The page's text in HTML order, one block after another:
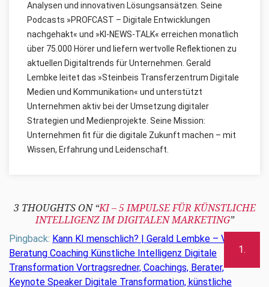
Analysen und innovativen Lösungsansätzen. Seine
Podcasts »PROFCAST – Digitale Entwicklungen
nachgehakt« und »KI-NEWS-TALK« erreichen monatlich
über 75.000 Hörer und liefern wertvolle Reflektionen zu
aktuellen Digitaltrends für Unternehmen. Gerald
Lembke leitet das »Steinbeis Transferzentrum Digitale
Medien und Kommunikation« und unterstützt
Unternehmen aktiv bei der Umsetzung digitaler
Strategien und Medienprojekte. Seine Mission:
Unternehmen fit für die digitale Zukunft machen – mit
Wissen, Erfahrung und Leidenschaft.
3 THOUGHTS ON “KI – 5 IMPULSE FÜR KÜNSTLICHE
INTELLIGENZ IM DIGITALEN MARKETING”
Pingback: Kann KI menschlich? | Gerald Lembke – Vorträge
Beratung Coaching Künstliche Intelligenz Digitale
Transformation Vortragsredner, Coachings, Berater,
Keynote Speaker Digitale Transformation, künstliche